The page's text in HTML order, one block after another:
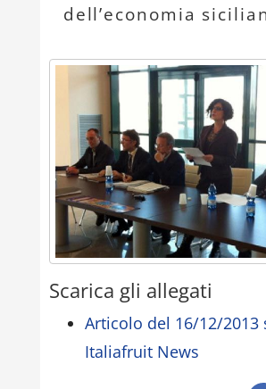
dell’economia
Scarica gli allegati
Articolo del 16/12/2013
Italiafruit News